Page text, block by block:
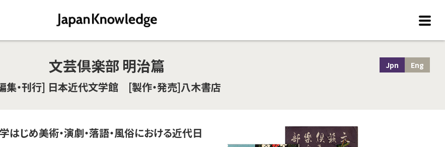
文芸倶楽部 明治篇
集・刊行] 日本近代文学館 [製作・発売]八木書店
Jpn Eng
じめ美術・演劇・落語・風俗における近代日